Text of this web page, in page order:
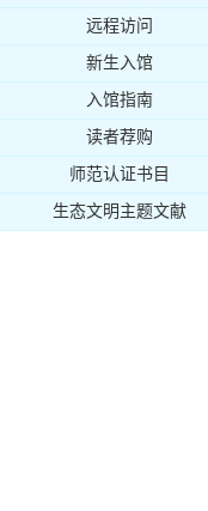
远程访问
新生入馆
入馆指南
读者荐购
师范认证书目
生态文明主题文献